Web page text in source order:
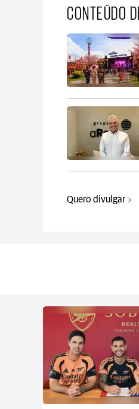
CONTEÚDO
Quero divulgar